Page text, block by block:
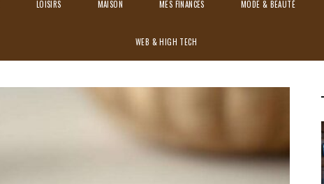
LOISIRS MAISON MES FINANCES MODE & BEAUTÉ
WEB & HIGH TECH